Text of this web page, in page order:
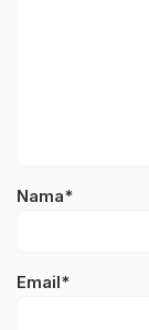
Nama*
Email*